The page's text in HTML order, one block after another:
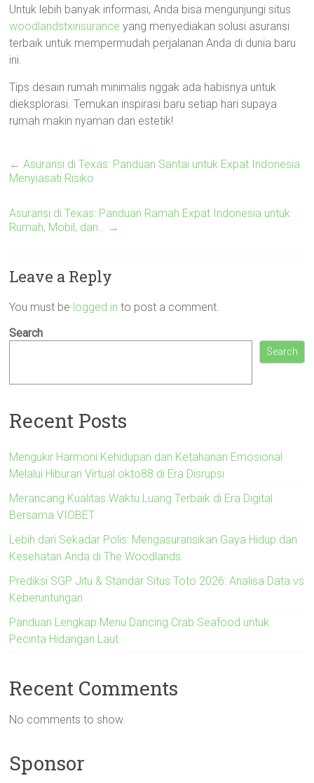
Untuk lebih banyak informasi, Anda bisa mengunjungi situs
woodlandstxinsurance yang menyediakan solusi asuransi
terbaik untuk mempermudah perjalanan Anda di dunia baru
ini.
Tips desain rumah minimalis nggak ada habisnya untuk
dieksplorasi. Temukan inspirasi baru setiap hari supaya
rumah makin nyaman dan estetik!
← Asuransi di Texas: Panduan Santai untuk Expat Indonesia
Menyiasati Risiko
Asuransi di Texas: Panduan Ramah Expat Indonesia untuk
Rumah, Mobil, dan… →
Leave a Reply
You must be logged in to post a comment.
Search
Search
Recent Posts
Mengukir Harmoni Kehidupan dan Ketahanan Emosional
Melalui Hiburan Virtual okto88 di Era Disrupsi
Merancang Kualitas Waktu Luang Terbaik di Era Digital
Bersama VIOBET
Lebih dari Sekadar Polis: Mengasuransikan Gaya Hidup dan
Kesehatan Anda di The Woodlands
Prediksi SGP Jitu & Standar Situs Toto 2026: Analisa Data vs
Keberuntungan
Panduan Lengkap Menu Dancing Crab Seafood untuk
Pecinta Hidangan Laut
Recent Comments
No comments to show.
Sponsor